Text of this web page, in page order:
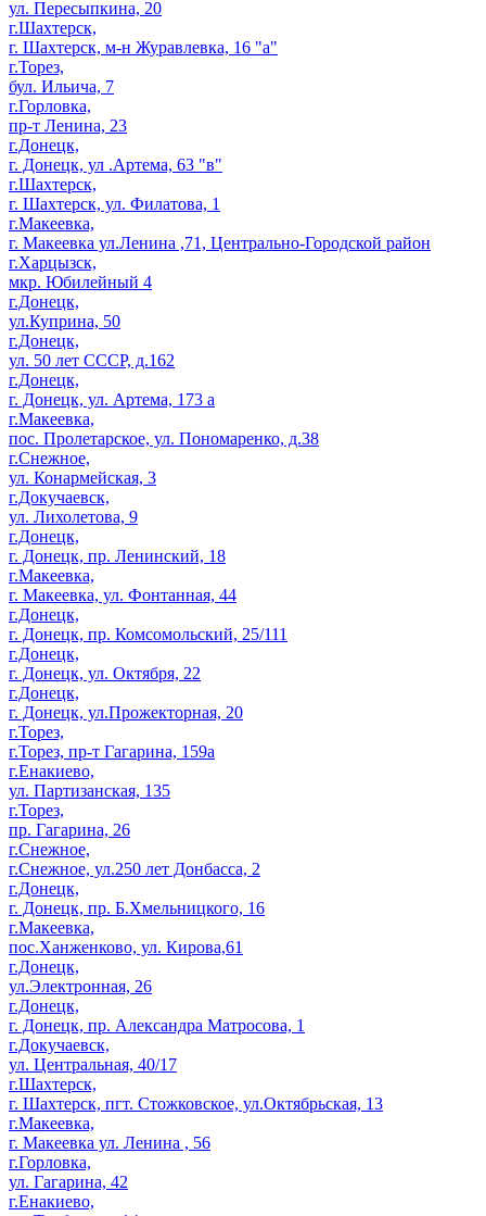
ул. Пересыпкина, 20
г.Шахтерск,
г. Шахтерск, м-н Журавлевка, 16 "а"
г.Торез,
бул. Ильича, 7
г.Горловка,
пр-т Ленина, 23
г.Донецк,
г. Донецк, ул .Артема, 63 "в"
г.Шахтерск,
г. Шахтерск, ул. Филатова, 1
г.Макеевка,
г. Макеевка ул.Ленина ,71, Центрально-Городской район
г.Харцызск,
мкр. Юбилейный 4
г.Донецк,
ул.Куприна, 50
г.Донецк,
ул. 50 лет СССР, д.162
г.Донецк,
г. Донецк, ул. Артема, 173 а
г.Макеевка,
пос. Пролетарское, ул. Пономаренко, д.38
г.Снежное,
ул. Конармейская, 3
г.Докучаевск,
ул. Лихолетова, 9
г.Донецк,
г. Донецк, пр. Ленинский, 18
г.Макеевка,
г. Макеевка, ул. Фонтанная, 44
г.Донецк,
г. Донецк, пр. Комсомольский, 25/111
г.Донецк,
г. Донецк, ул. Октября, 22
г.Донецк,
г. Донецк, ул.Прожекторная, 20
г.Торез,
г.Торез, пр-т Гагарина, 159а
г.Енакиево,
ул. Партизанская, 135
г.Торез,
пр. Гагарина, 26
г.Снежное,
г.Снежное, ул.250 лет Донбасса, 2
г.Донецк,
г. Донецк, пр. Б.Хмельницкого, 16
г.Макеевка,
пос.Ханженково, ул. Кирова,61
г.Донецк,
ул.Электронная, 26
г.Донецк,
г. Донецк, пр. Александра Матросова, 1
г.Докучаевск,
ул. Центральная, 40/17
г.Шахтерск,
г. Шахтерск, пгт. Стожковское, ул.Октябрьская, 13
г.Макеевка,
г. Макеевка ул. Ленина , 56
г.Горловка,
ул. Гагарина, 42
г.Енакиево,